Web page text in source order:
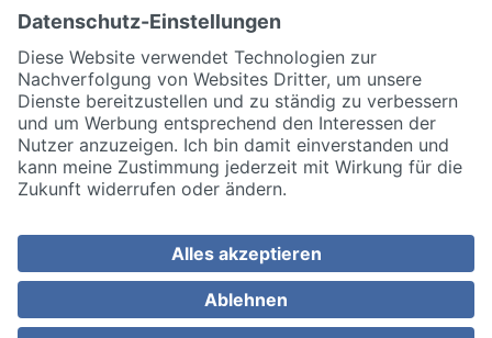
Spital Club
Disclaimer/Datenschutz
Allgemeine Geschäftsbedingungen
Cookie Einstellungen